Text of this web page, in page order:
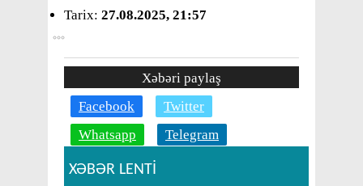
Tarix: 27.08.2025, 21:57
Xəbəri paylaş
Facebook
Twitter
Whatsapp
Telegram
XƏBƏR LENTİ